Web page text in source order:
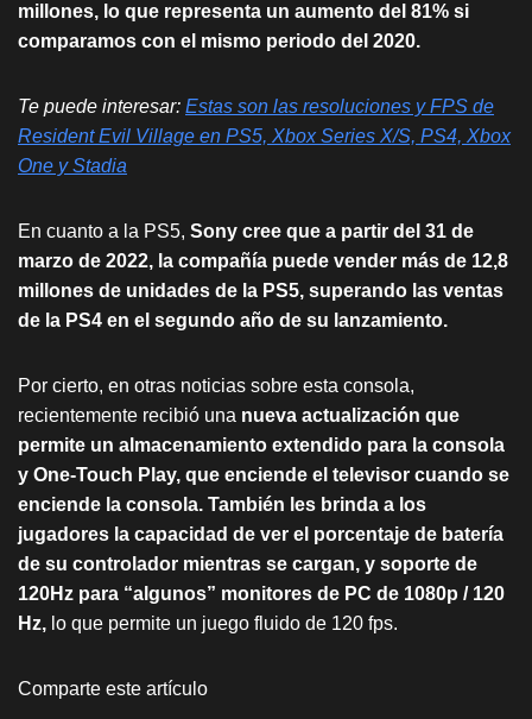
millones, lo que representa un aumento del 81% si
comparamos con el mismo periodo del 2020.
Te puede interesar: Estas son las resoluciones y FPS de
Resident Evil Village en PS5, Xbox Series X/S, PS4, Xbox
One y Stadia
En cuanto a la PS5, Sony cree que a partir del 31 de
marzo de 2022, la compañía puede vender más de 12,8
millones de unidades de la PS5, superando las ventas
de la PS4 en el segundo año de su lanzamiento.
Por cierto, en otras noticias sobre esta consola,
recientemente recibió una nueva actualización que
permite un almacenamiento extendido para la consola
y One-Touch Play, que enciende el televisor cuando se
enciende la consola. También les brinda a los
jugadores la capacidad de ver el porcentaje de batería
de su controlador mientras se cargan, y soporte de
120Hz para “algunos” monitores de PC de 1080p / 120
Hz, lo que permite un juego fluido de 120 fps.
Comparte este artículo